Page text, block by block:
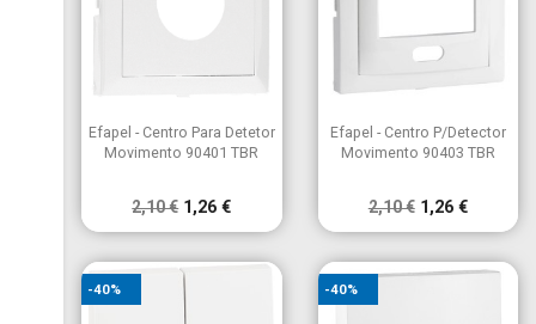
Adicionar à Lista de desejos
Criar nova lista
((cancelText)) ((modalDeleteText))
É necessário ter sessão iniciada para guardar produtos na
sua lista de desejos.
Entrar
Vista rápida
Efapel - Centro Para Detetor
Movimento 90401 TBR
2,10 € 1,26 €
Vista rápida
Efapel - Centro P/Detector
Movimento 90403 TBR
2,10 € 1,26 €
-40% -40%